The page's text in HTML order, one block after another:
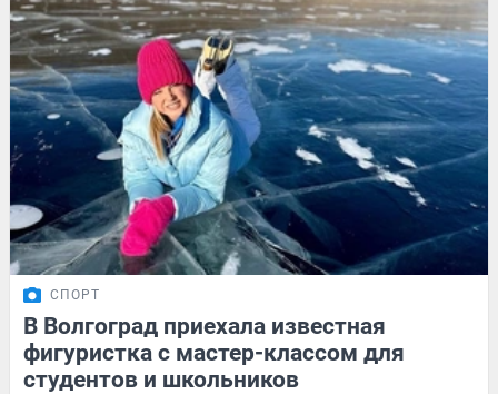
СПОРТ
В Волгоград приехала известная
фигуристка с мастер-классом для
студентов и школьников